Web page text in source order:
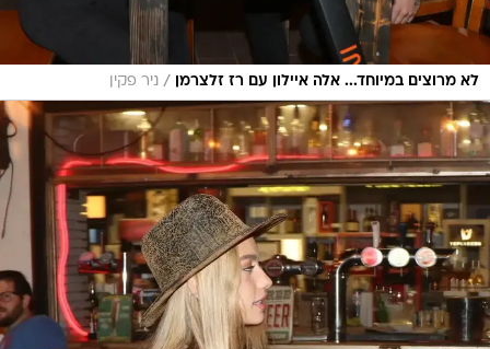
לא מרוצים במיוחד... אלה איילון עם רז זלצרמן / ניר פקין